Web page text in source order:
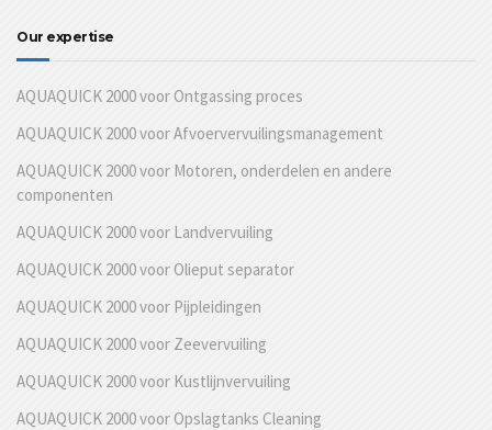
Our expertise
AQUAQUICK 2000 voor Ontgassing proces
AQUAQUICK 2000 voor Afvoervervuilingsmanagement
AQUAQUICK 2000 voor Motoren, onderdelen en andere
componenten
AQUAQUICK 2000 voor Landvervuiling
AQUAQUICK 2000 voor Olieput separator
AQUAQUICK 2000 voor Pijpleidingen
AQUAQUICK 2000 voor Zeevervuiling
AQUAQUICK 2000 voor Kustlijnvervuiling
AQUAQUICK 2000 voor Opslagtanks Cleaning